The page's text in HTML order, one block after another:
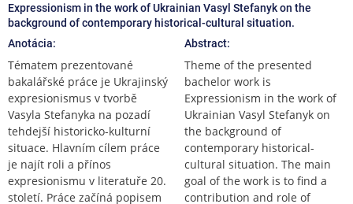
Expressionism in the work of Ukrainian Vasyl Stefanyk on the
background of contemporary historical-cultural situation.
Anotácia:
Tématem prezentované
bakalářské práce je Ukrajinský
expresionismus v tvorbě
Vasyla Stefanyka na pozadí
tehdejší historicko-kulturní
situace. Hlavním cílem práce
je najít roli a přínos
expresionismu v literatuře 20.
století. Práce začíná popisem
Abstract:
Theme of the presented
bachelor work is
Expressionism in the work of
Ukrainian Vasyl Stefanyk on
the background of
contemporary historical-
cultural situation. The main
goal of the work is to find a
contribution and role of